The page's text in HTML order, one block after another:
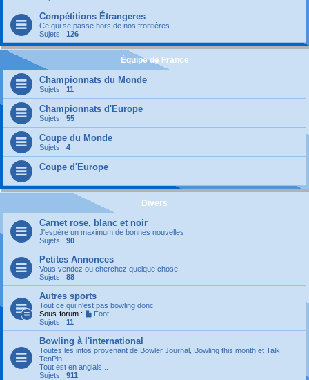
Compétitions Étrangeres
Ce qui se passe hors de nos frontières
Sujets : 126
Équipe de France
Championnats du Monde
Sujets : 11
Championnats d'Europe
Sujets : 55
Coupe du Monde
Sujets : 4
Coupe d'Europe
Divers
Carnet rose, blanc et noir
J'espère un maximum de bonnes nouvelles
Sujets : 90
Petites Annonces
Vous vendez ou cherchez quelque chose
Sujets : 88
Autres sports
Tout ce qui n'est pas bowling donc
Sous-forum :
Foot
Sujets : 11
Bowling à l'international
Toutes les infos provenant de Bowler Journal, Bowling this month et Talk
TenPin.
Tout est en anglais...
Sujets : 911